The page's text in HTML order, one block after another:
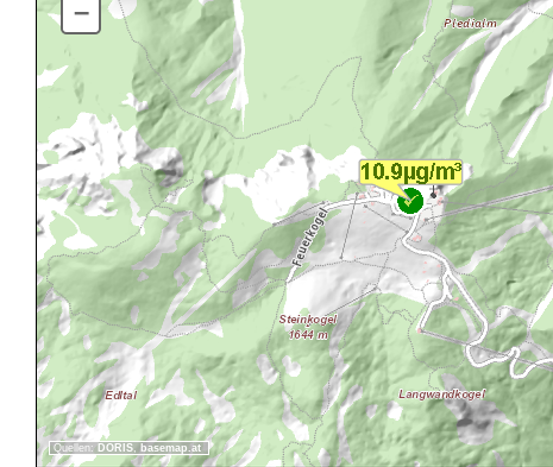
Quellen: DORIS, basemap.at
–